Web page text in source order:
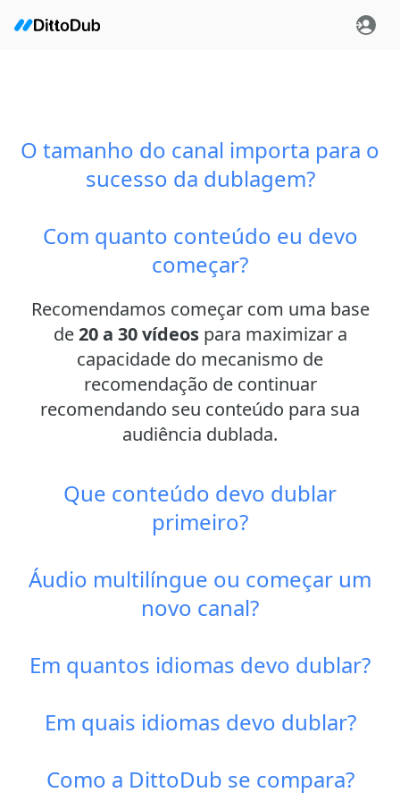
O tamanho do canal importa para o
sucesso da dublagem?
Com quanto conteúdo eu devo
começar?
Recomendamos começar com uma base
de20 a 30 vídeospara maximizar a
capacidade do mecanismo de
recomendação de continuar
recomendando seu conteúdo para sua
audiência dublada.
Que conteúdo devo dublar
primeiro?
Áudio multilíngue ou começar um
novo canal?
Em quantos idiomas devo dublar?
Em quais idiomas devo dublar?
Como a DittoDub se compara?